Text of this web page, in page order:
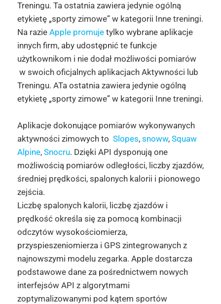
Treningu. Ta ostatnia zawiera jedynie ogólną
etykietę „sporty zimowe” w kategorii Inne treningi.
Na razie Apple promujetylko wybrane aplikacje
innych firm, aby udostępnić te funkcje
użytkownikom i nie dodał możliwości pomiarów
w swoich oficjalnych aplikacjach Aktywności lub
Treningu. ATa ostatnia zawiera jedynie ogólną
etykietę „sporty zimowe” w kategorii Inne treningi.
Aplikacje dokonujące pomiarów wykonywanych
aktywności zimowych to Slopes, snoww, Squaw
Alpine, Snocru. Dzięki API dysponują one
możliwością pomiarów odległości, liczby zjazdów,
średniej prędkości, spalonych kalorii i pionowego
zejścia.
Liczbę spalonych kalorii, liczbę zjazdów i
prędkość określa się za pomocą kombinacji
odczytów wysokościomierza,
przyspieszeniomierza i GPS zintegrowanych z
najnowszymi modelu zegarka. Apple dostarcza
podstawowe dane za pośrednictwem nowych
interfejsów API z algorytmami
zoptymalizowanymi pod kątem sportów